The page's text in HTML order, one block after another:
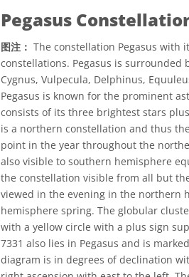
Pegasus
图注： The constellation Pegasus
constellations. Pegasus is surrounded
Cygnus, Vulpecula, Delphinus,
Pegasus is known for the prominent
consists of its three brightest stars
is a northern constellation and thus
point in the year throughout the
also visible to southern hemisphere
the constellation visible from all but
viewed in the evening in the northern
hemisphere spring. The globular
with a yellow circle with a plus sign
7331 also lies in Pegasus and is
diagram is in degrees of declination